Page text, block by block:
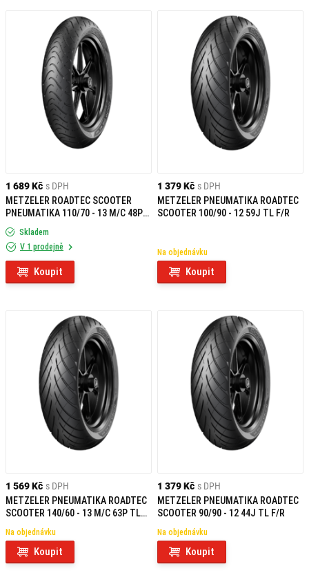
1 689 Kč s DPH
METZELER ROADTEC SCOOTER
PNEUMATIKA 110/70 - 13 M/C 48P
TL F
Skladem
V 1 prodejně
Koupit
1 379 Kč s DPH
METZELER PNEUMATIKA ROADTEC
SCOOTER 100/90 - 12 59J TL F/R
Na objednávku
Koupit
1 569 Kč s DPH
METZELER PNEUMATIKA ROADTEC
SCOOTER 140/60 - 13 M/C 63P TL
Na objednávku
Koupit
1 379 Kč s DPH
METZELER PNEUMATIKA ROADTEC
SCOOTER 90/90 - 12 44J TL F/R
Na objednávku
Koupit